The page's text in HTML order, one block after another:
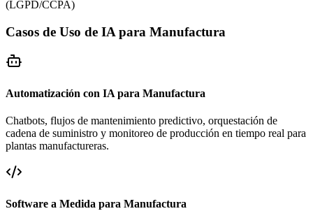
(LGPD/CCPA)
Casos de Uso de IA para Manufactura
Automatización con IA para Manufactura
Chatbots, flujos de mantenimiento predictivo, orquestación de
cadena de suministro y monitoreo de producción en tiempo real para
plantas manufactureras.
Software a Medida para Manufactura